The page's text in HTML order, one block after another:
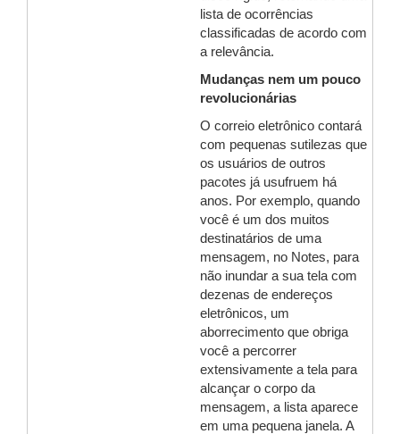
lista de ocorrências
classificadas de acordo com
a relevância.
Mudanças nem um pouco
revolucionárias
O correio eletrônico contará
com pequenas sutilezas que
os usuários de outros
pacotes já usufruem há
anos. Por exemplo, quando
você é um dos muitos
destinatários de uma
mensagem, no Notes, para
não inundar a sua tela com
dezenas de endereços
eletrônicos, um
aborrecimento que obriga
você a percorrer
extensivamente a tela para
alcançar o corpo da
mensagem, a lista aparece
em uma pequena janela. A